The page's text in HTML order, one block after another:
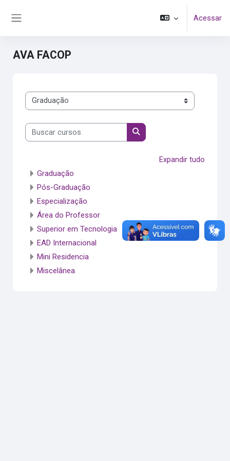
Acessar
AVA FACOP
Categorias de Cursos
Buscar cursos
Buscar cursos
Expandir tudo
Graduação
Pós-Graduação
Especialização
Área do Professor
Superior em Tecnologia
EAD Internacional
Mini Residencia
Miscelânea